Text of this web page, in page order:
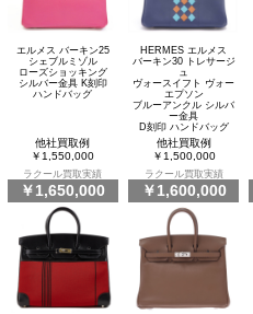
エルメス バーキン25
シェブルミゾル
ローズショッキング
シルバー金具 K刻印
ハンドバッグ
他社買取例
￥1,550,000
ラクール買取実績
￥1,650,000
HERMES エルメス
バーキン30 トレサージ
ュ
ヴォースイフト ヴォー
エプソン
ブルーアンクル シルバ
ー金具
D刻印 ハンドバッグ
他社買取例
￥1,500,000
ラクール買取実績
￥1,600,000